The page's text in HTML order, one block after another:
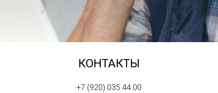
КОНТАКТЫ
+7 (920) 035 44 00